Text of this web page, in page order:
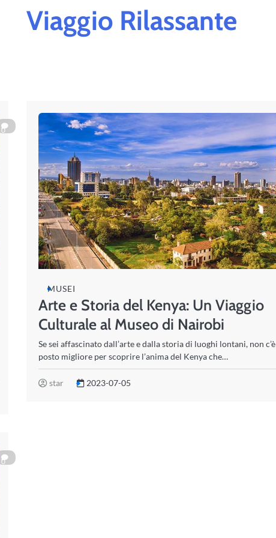
Viaggio Rilassante
0
MUSEI
Arte e Storia del Kenya: Un Viaggio
Culturale al Museo di Nairobi
Se sei affascinato dall’arte e dalla storia di luoghi lontani, non c’è
posto migliore per scoprire l’anima del Kenya che…
star 2023-07-05
0